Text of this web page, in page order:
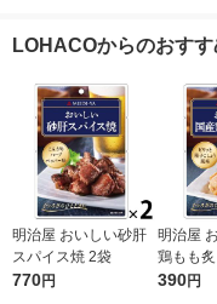
LOHACOからのおす
明治屋 おいしい砂肝
スパイス焼 2袋
770円
明治屋
鶏もも
390円